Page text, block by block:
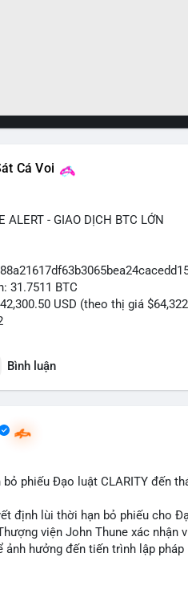
Cá Voi
ALERT - GIAO DỊCH BTC LỚN
31.7511 BTC
USD (theo thị giá
Bình luận
phiếu Đạo luật CLARITY đến
định lùi thời hạn bỏ phiếu cho
viện John Thune xác nhận
ảnh hưởng đến tiến trình lập